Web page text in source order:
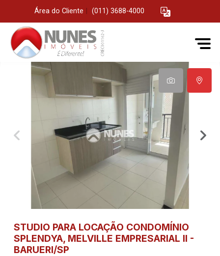
Área do Cliente (011) 3688-4000
STUDIO PARA LOCAÇÃO CONDOMÍNIO
SPLENDYA, MELVILLE EMPRESARIAL II -
BARUERI/SP